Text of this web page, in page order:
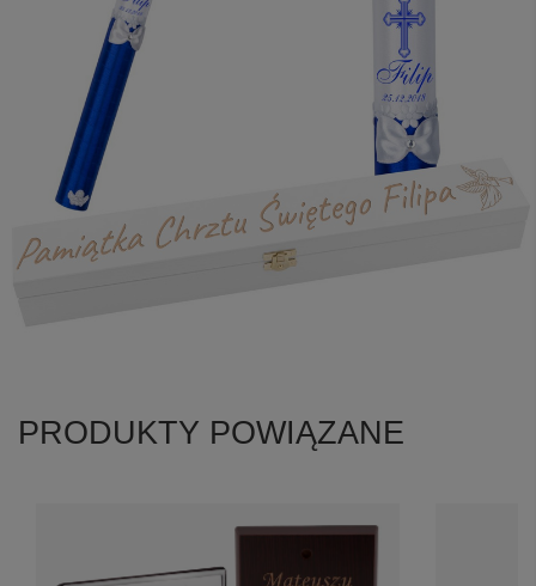
PRODUKTY POWIĄZANE